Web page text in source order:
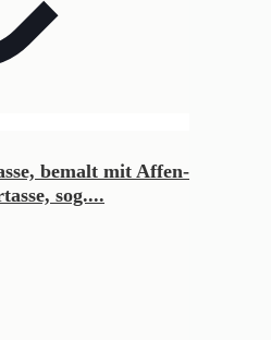
bemalt mit Affen-
sog....